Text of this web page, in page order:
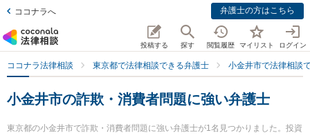
ココナラへ 弁護士の方はこちら
投稿する 探す 閲覧履歴 マイリスト ログイン
ココナラ法律相談 東京都で法律相談できる弁護士 小金井市で法律相談
小金井市の詐欺・消費者問題に強い弁護士
東京都の小金井市で詐欺・消費者問題に強い弁護士が1名見つかりました。投資